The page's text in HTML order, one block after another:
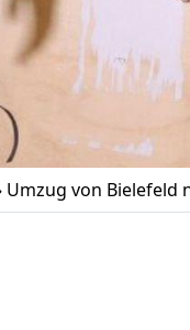
Umzug von Bielefeld